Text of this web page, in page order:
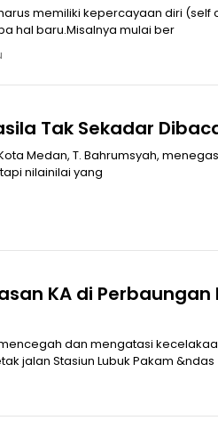
memiliki kepercayaan diri (self
hal baru.Misalnya mulai ber
Tak Sekadar
Medan, T. Bahrumsyah,
nilainilai yang
KA di
jalan Stasiun Lubuk Pakam &ndas